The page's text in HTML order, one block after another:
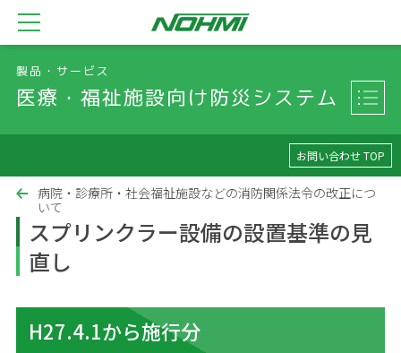
製品・サービス
医療・福祉施設向け防災システム
お問い合わせ TOP
病院・診療所・社会福祉施設などの消防関係法令の改正につ
いて
スプリンクラー設備の設置基準の見
直し
H27.4.1から施行分